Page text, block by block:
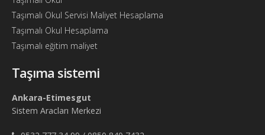
Taşımalı Okul Servisi Maliyet Hesaplama
Taşımalı Okul Hesaplama
Taşımalı eğitim maliyet
Taşıma sistemi
Ankara-Etimesgut
Sistem Aracları Merkezi